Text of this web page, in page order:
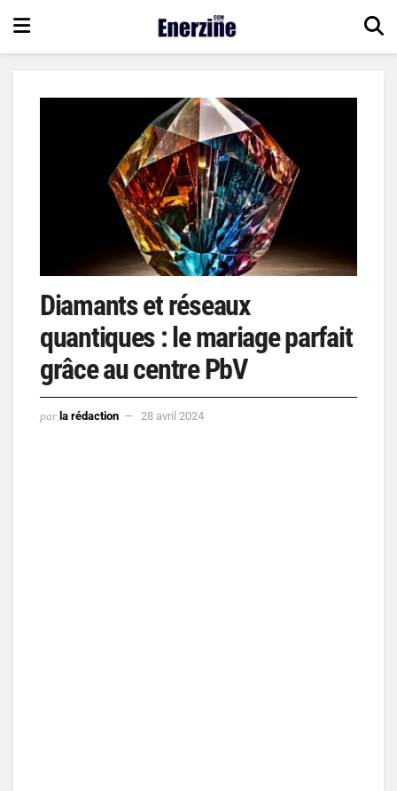
Diamants et réseaux
quantiques : le mariage parfait
grâce au centre PbV
par la rédaction 28 avril 2024